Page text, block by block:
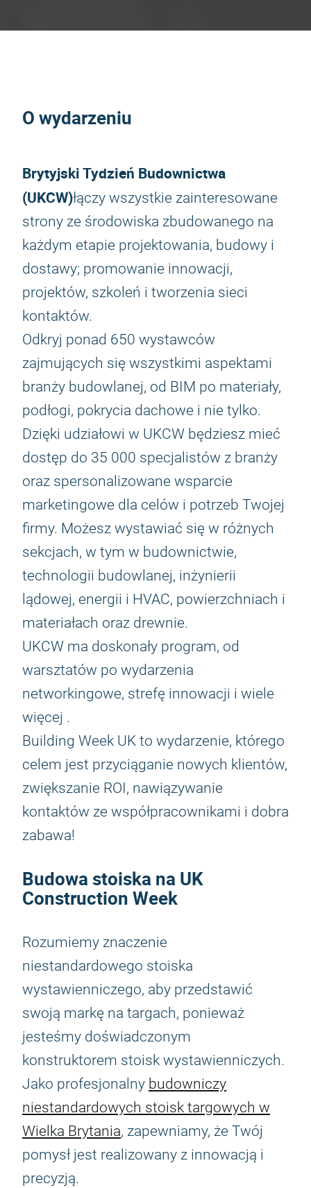
O wydarzeniu
Brytyjski Tydzień Budownictwa
(UKCW)łączy wszystkie zainteresowane
strony ze środowiska zbudowanego na
każdym etapie projektowania, budowy i
dostawy; promowanie innowacji,
projektów, szkoleń i tworzenia sieci
kontaktów.
Odkryj ponad 650 wystawców
zajmujących się wszystkimi aspektami
branży budowlanej, od BIM po materiały,
podłogi, pokrycia dachowe i nie tylko.
Dzięki udziałowi w UKCW będziesz mieć
dostęp do 35 000 specjalistów z branży
oraz spersonalizowane wsparcie
marketingowe dla celów i potrzeb Twojej
firmy. Możesz wystawiać się w różnych
sekcjach, w tym w budownictwie,
technologii budowlanej, inżynierii
lądowej, energii i HVAC, powierzchniach i
materiałach oraz drewnie.
UKCW ma doskonały program, od
warsztatów po wydarzenia
networkingowe, strefę innowacji i wiele
więcej .
Building Week UK to wydarzenie, którego
celem jest przyciąganie nowych klientów,
zwiększanie ROI, nawiązywanie
kontaktów ze współpracownikami i dobra
zabawa!
Budowa stoiska na UK
Construction Week
Rozumiemy znaczenie
niestandardowego stoiska
wystawienniczego, aby przedstawić
swoją markę na targach, ponieważ
jesteśmy doświadczonym
konstruktorem stoisk wystawienniczych.
Jako profesjonalny budowniczy
niestandardowych stoisk targowych w
Wielka Brytania, zapewniamy, że Twój
pomysł jest realizowany z innowacją i
precyzją.